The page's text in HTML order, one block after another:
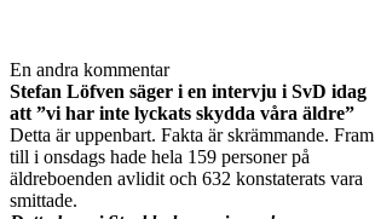
En andra kommentar
Stefan Löfven säger i en intervju i SvD idag
att ”vi har inte lyckats skydda våra äldre”
Detta är uppenbart. Fakta är skrämmande. Fram
till i onsdags hade hela 159 personer på
äldreboenden avlidit och 632 konstaterats vara
smittade.